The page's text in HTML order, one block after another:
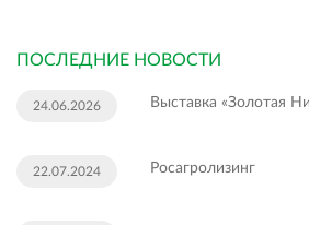
ПОСЛЕДНИЕ НОВОСТИ
24.06.2026 Выставка «Золотая
22.07.2024 Росагролизинг